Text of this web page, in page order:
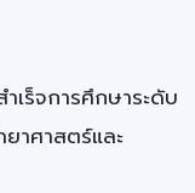
ำเร็จการศึกษาระดับ
าศาสตร์และ